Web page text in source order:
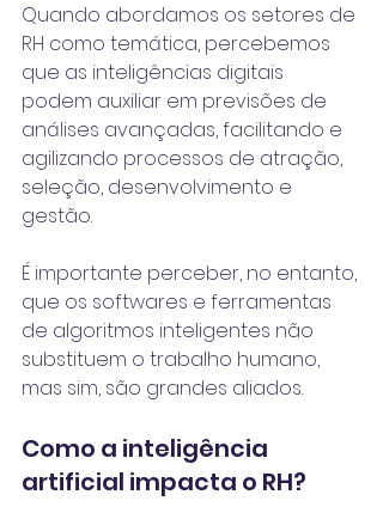
Quando abordamos os setores de
RH como temática, percebemos
que as inteligências digitais
podem auxiliar em previsões de
análises avançadas, facilitando e
agilizando processos de atração,
seleção, desenvolvimento e
gestão.
É importante perceber, no entanto,
que os softwares e ferramentas
de algoritmos inteligentes não
substituem o trabalho humano,
mas sim, são grandes aliados.
Como a inteligência
artificial impacta o RH?